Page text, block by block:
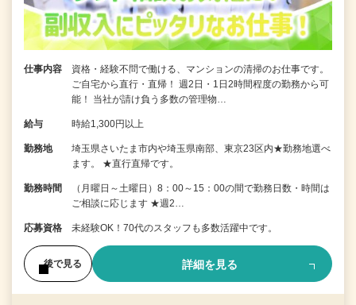
仕事内容
資格・経験不問で働ける、マンションの清掃のお仕事です。
ご自宅から直行・直帰！ 週2日・1日2時間程度の勤務から可
能！ 当社が請け負う多数の管理物…
給与 時給1,300円以上
勤務地
埼玉県さいたま市内や埼玉県南部、東京23区内★勤務地選べ
ます。 ★直行直帰です。
勤務時間
（月曜日～土曜日）8：00～15：00の間で勤務日数・時間は
ご相談に応じます ★週2…
応募資格 未経験OK！70代のスタッフも多数活躍中です。
後で見る 詳細を見る